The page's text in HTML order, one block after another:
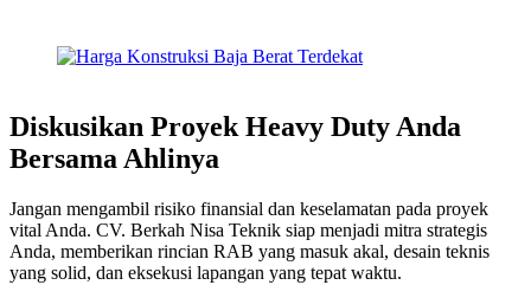
Diskusikan Proyek Heavy Duty Anda
Bersama Ahlinya
Jangan mengambil risiko finansial dan keselamatan pada proyek
vital Anda. CV. Berkah Nisa Teknik siap menjadi mitra strategis
Anda, memberikan rincian RAB yang masuk akal, desain teknis
yang solid, dan eksekusi lapangan yang tepat waktu.